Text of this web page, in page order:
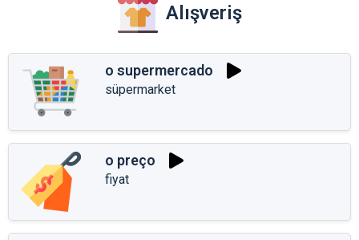
Alışveriş
o supermercado
süpermarket
o preço
fiyat